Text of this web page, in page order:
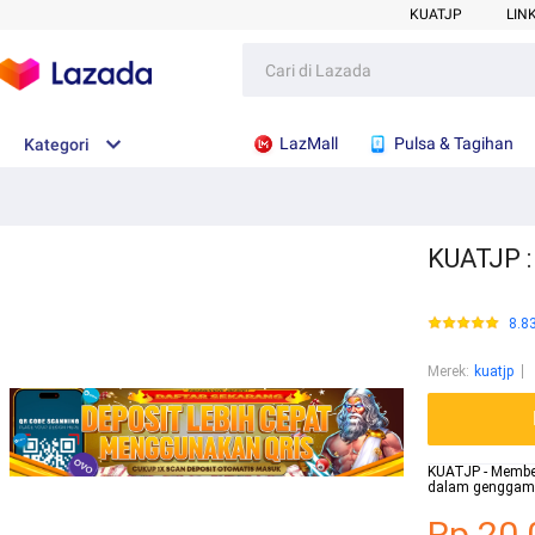
KUATJP
Kategori LazMall Pulsa & Tagihan
Merek: kuatjp
KUATJP -
dalam